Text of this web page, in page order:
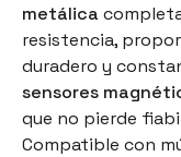
metálica
resistencia,
duradero y
sensores
que no pierde
Compatible con